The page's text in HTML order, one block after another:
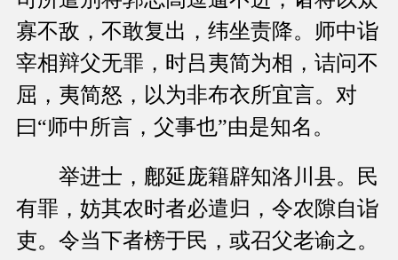
寡不敌，不敢复出，纬坐责降。师中诣
宰相辩父无罪，时吕夷简为相，诘问不
屈，夷简怒，以为非布衣所宜言。对
曰“师中所言，父事也”由是知名。
举进士，鄜延庞籍辟知洛川县。民
有罪，妨其农时者必遣归，令农隙自诣
吏。令当下者榜于民，或召父老谕之。